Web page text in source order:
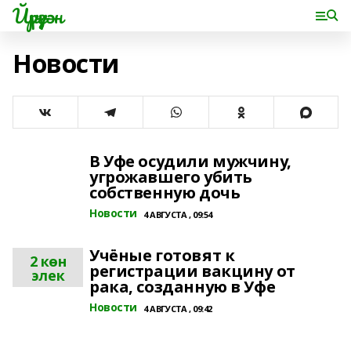
Йүрүҙән
Новости
В Уфе осудили мужчину,
угрожавшего убить
собственную дочь
Новости 4 АВГУСТА , 09:54
2 көн
элек
Учёные готовят к
регистрации вакцину от
рака, созданную в Уфе
Новости 4 АВГУСТА , 09:42